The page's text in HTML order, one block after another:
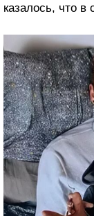
казалось, что